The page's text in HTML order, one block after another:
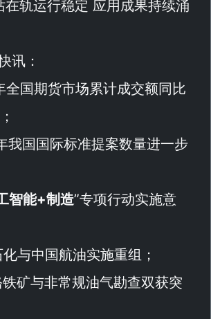
在轨运行稳定 应用成果持续涌
讯：
全国期货市场累计成交额同比
我国国际标准提案数量进一步
智能+制造”专项行动实施意
与中国航油实施重组；
铁矿与非常规油气勘查双获突